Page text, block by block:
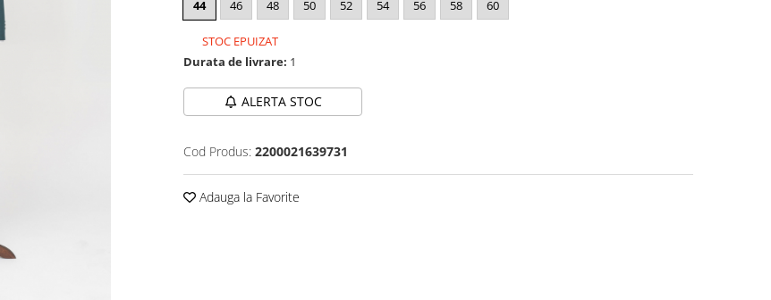
44 46 48 50 52 54 56 58 60
STOC EPUIZAT
Durata de livrare: 1
ALERTA STOC
Cod Produs: 2200021639731
Adauga la Favorite